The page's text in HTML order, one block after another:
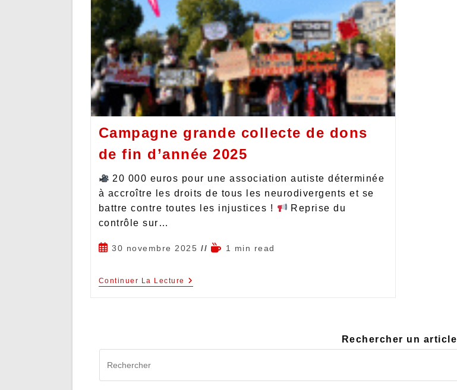
Campagne grande collecte de dons
de fin d’année 2025
20 000 euros pour une association autiste déterminée
à accroître les droits de tous les neurodivergents et se
battre contre toutes les injustices !
Reprise du
contrôle sur…
30 novembre 2025 1 min read
Continuer La Lecture
Rechercher un article